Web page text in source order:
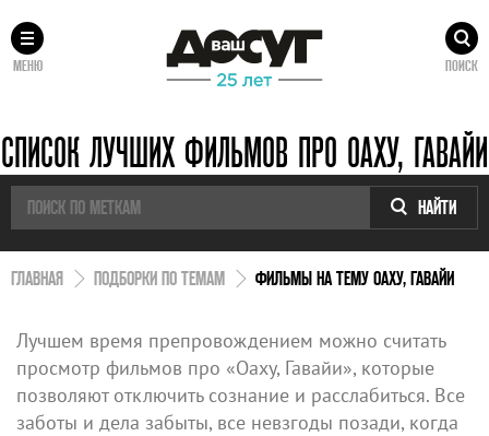
МЕНЮ ПОИСК
СПИСОК ЛУЧШИХ ФИЛЬМОВ ПРО ОАХУ, ГАВАЙИ
НАЙТИ
ГЛАВНАЯ ПОДБОРКИ ПО ТЕМАМ ФИЛЬМЫ НА ТЕМУ ОАХУ, ГАВАЙИ
Лучшем время препровождением можно считать
просмотр фильмов про «Оаху, Гавайи», которые
позволяют отключить сознание и расслабиться. Все
заботы и дела забыты, все невзгоды позади, когда